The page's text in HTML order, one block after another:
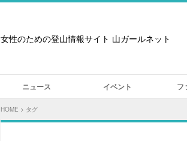
女性のための登山情報サイト 山ガールネット
ニュース イベント フ
HOME > タグ